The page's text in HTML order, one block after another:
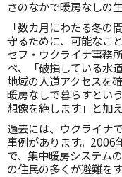
さのなかで暖房なしの
「数カ月にわたる冬
守るために、可能なこ
セフ・ウクライナ事務
べ、「破損している水
地域の人道アクセスを
暖房なしで暮らすとい
想像を絶します」と加
過去には、ウクライナ
事例があります。2006
で、集中暖房システム
の住民の多くが避難を